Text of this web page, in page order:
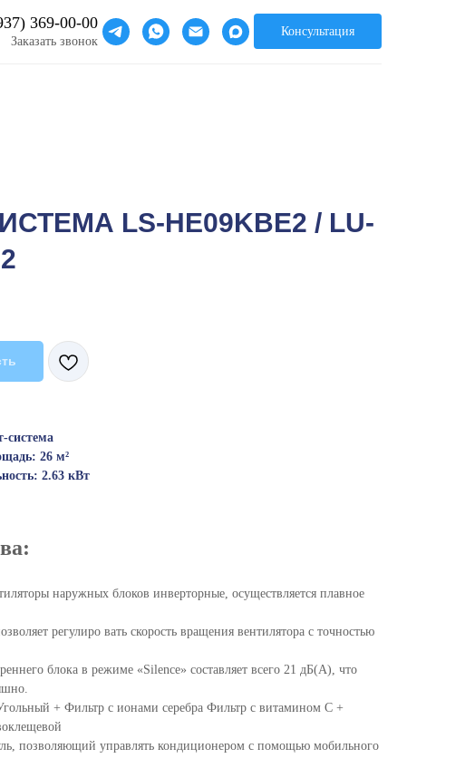
369-00-00
Заказать звонок
Консультация
LS-HE09KBE2 / LU-
наружных блоков инверторные, осуществляется плавное
регулиро вать скорость вращения вентилятора с точностью
блока в режиме «Silence» составляет всего 21 дБ(А), что
+ Фильтр с ионами серебра Фильтр с витамином C +
позволяющий управлять кондиционером с помощью мобильного
система
26 м²
2.63 кВт